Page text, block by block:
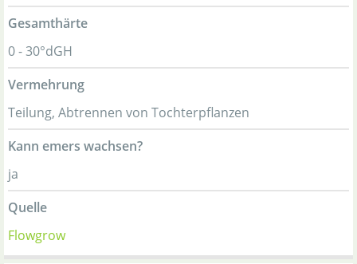
Gesamthärte
0 - 30°dGH
Vermehrung
Teilung, Abtrennen von Tochterpflanzen
Kann emers wachsen?
ja
Quelle
Flowgrow